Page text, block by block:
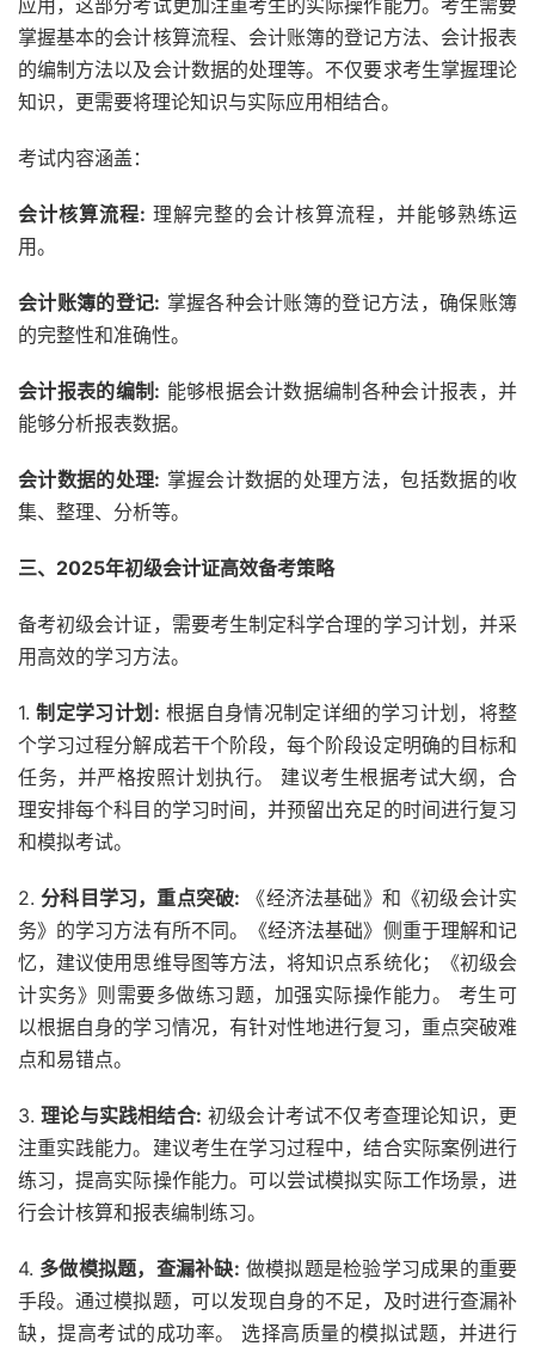
应用，这部分考试更加注重考生的实际操作能力。考生需要
掌握基本的会计核算流程、会计账簿的登记方法、会计报表
的编制方法以及会计数据的处理等。不仅要求考生掌握理论
知识，更需要将理论知识与实际应用相结合。
考试内容涵盖：
会计核算流程: 理解完整的会计核算流程，并能够熟练运
用。
会计账簿的登记: 掌握各种会计账簿的登记方法，确保账簿
的完整性和准确性。
会计报表的编制: 能够根据会计数据编制各种会计报表，并
能够分析报表数据。
会计数据的处理: 掌握会计数据的处理方法，包括数据的收
集、整理、分析等。
三、2025年初级会计证高效备考策略
备考初级会计证，需要考生制定科学合理的学习计划，并采
用高效的学习方法。
1.制定学习计划: 根据自身情况制定详细的学习计划，将整
个学习过程分解成若干个阶段，每个阶段设定明确的目标和
任务，并严格按照计划执行。 建议考生根据考试大纲，合
理安排每个科目的学习时间，并预留出充足的时间进行复习
和模拟考试。
2.分科目学习，重点突破: 《经济法基础》和《初级会计实
务》的学习方法有所不同。《经济法基础》侧重于理解和记
忆，建议使用思维导图等方法，将知识点系统化；《初级会
计实务》则需要多做练习题，加强实际操作能力。 考生可
以根据自身的学习情况，有针对性地进行复习，重点突破难
点和易错点。
3.理论与实践相结合: 初级会计考试不仅考查理论知识，更
注重实践能力。建议考生在学习过程中，结合实际案例进行
练习，提高实际操作能力。可以尝试模拟实际工作场景，进
行会计核算和报表编制练习。
4. 多做模拟题，查漏补缺: 做模拟题是检验学习成果的重要
手段。通过模拟题，可以发现自身的不足，及时进行查漏补
缺，提高考试的成功率。 选择高质量的模拟试题，并进行